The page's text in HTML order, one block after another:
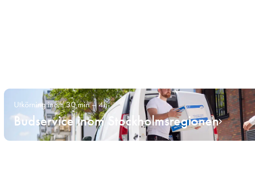
Utkörning inom 30 min – 4h
Budservice inom Stockholmsregionen